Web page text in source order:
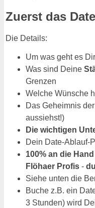
Zuerst das
Die Details:
Um was geht es
Was sind Deine
Grenzen
Welche Wünsche
Das Geheimnis
aussiehst!)
Die wichtigen
Dein Date-Ablauf-
100% an die
Flöhaer Profis -
Siehe unten die
Buche z.B. ein
3 Stunden) wird